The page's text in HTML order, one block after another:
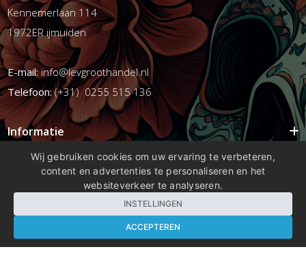
Kennemerlaan 114
1972ER ijmuiden
E-mail:info@levgroothandel.nl
Telefoon:(+31) 0255 515 136
Informatie
Mijn account
Wij gebruiken cookies om uw ervaring te verbeteren,
content en advertenties te personaliseren en het
websiteverkeer te analyseren.
INSTELLINGEN
ACCEPTEREN